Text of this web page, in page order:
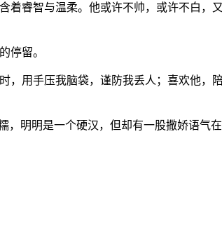
着睿智与温柔。他或许不帅，或许不白
停留。
，用手压我脑袋，谨防我丢人；喜欢他，
，明明是一个硬汉，但却有一股撒娇语气